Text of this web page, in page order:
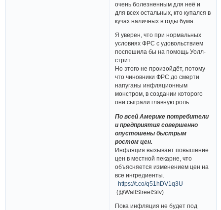
очень болезненным для неё и
для всех остальных, кто купался в
кучах наличных в годы бума.
Я уверен, что при нормальных
условиях ФРС с удовольствием
поспешила бы на помощь Уолл-​
стрит.
Но этого не произойдёт, потому
что чиновники ФРС до смерти
напуганы инфляционным
монстром, в создании которого
они сыграли главную роль.
По всей Америке потребители
и предприятия совершенно
опустошены быстрым
ростом цен.
Инфляция вызывает повышение
цен в местной пекарне, что
объясняется изменением цен на
все ингредиенты.
https://t.co/q51hDV1q3U
(@WallStreetSilv)
Пока инфляция не будет под